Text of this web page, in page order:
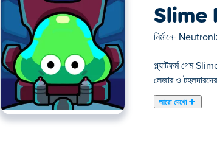
Slime
নির্মানে-
প্ল্যাটফর্ম গেম
লেজার ও
আরো দেখো
এখানে আপনি Slime Pizza খেলতে পারেন। Slime Pizza আমাদের